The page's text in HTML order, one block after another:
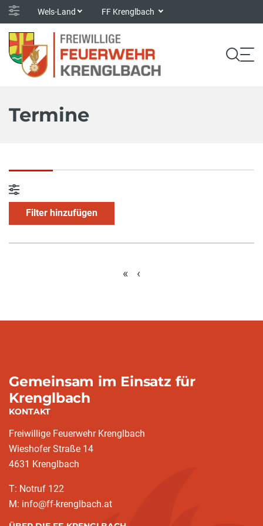
Wels-Land FF Krenglbach
Termine
Filter hinzufügen
« ‹
Gemeinsam im Einsatz für
Krenglbach
KONTAKT
Freiwillige Feuerwehr Krenglbach
Wieshofer Straße 14
4631 Krenglbach
T: Notruf 122
M: info@ff-krenglbach.at